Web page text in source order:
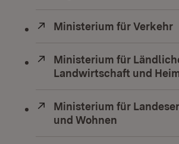
Extern:
Ministerium für Verkehr
Extern:
Ministerium für
Landwirtschaft und
Extern:
Ministerium für
und Wohnen